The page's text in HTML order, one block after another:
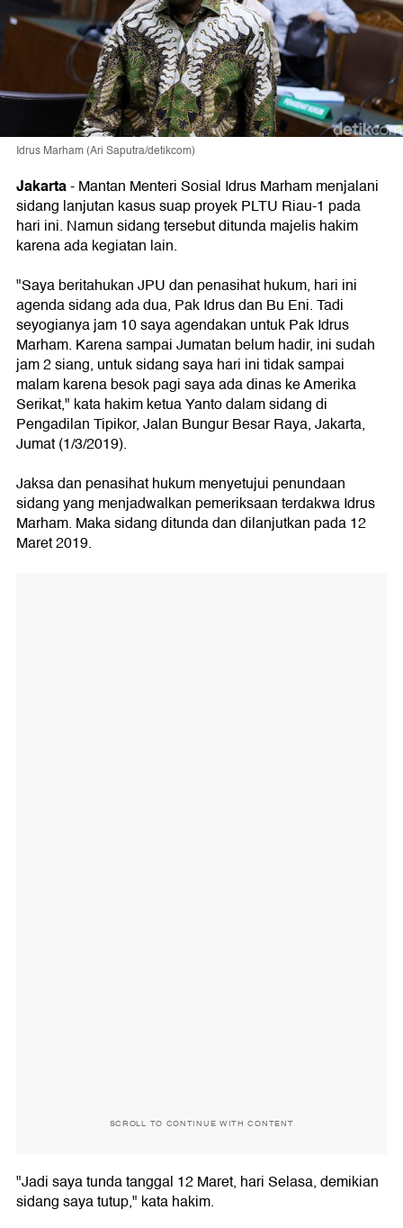
Idrus Marham (Ari Saputra/detikcom)
Jakarta-Mantan Menteri Sosial Idrus Marham menjalani
sidang lanjutan kasus suap proyek PLTU Riau-1 pada
hari ini. Namun sidang tersebut ditunda majelis hakim
karena ada kegiatan lain.
"Saya beritahukan JPU dan penasihat hukum, hari ini
agenda sidang ada dua, Pak Idrus dan Bu Eni. Tadi
seyogianya jam 10 saya agendakan untuk Pak Idrus
Marham. Karena sampai Jumatan belum hadir, ini sudah
jam 2 siang, untuk sidang saya hari ini tidak sampai
malam karena besok pagi saya ada dinas ke Amerika
Serikat," kata hakim ketua Yanto dalam sidang di
Pengadilan Tipikor, Jalan Bungur Besar Raya, Jakarta,
Jumat (1/3/2019).
Jaksa dan penasihat hukum menyetujui penundaan
sidang yang menjadwalkan pemeriksaan terdakwa Idrus
Marham. Maka sidang ditunda dan dilanjutkan pada 12
Maret 2019.
SCROLL TO CONTINUE WITH CONTENT
"Jadi saya tunda tanggal 12 Maret, hari Selasa, demikian
sidang saya tutup," kata hakim.